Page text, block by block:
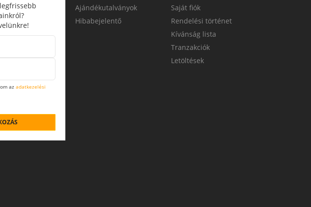
az adatkezelési
Ajándékutalványok
Hibabejelentő
Saját fiók
Rendelési történet
Kívánság lista
Tranzakciók
Letöltések